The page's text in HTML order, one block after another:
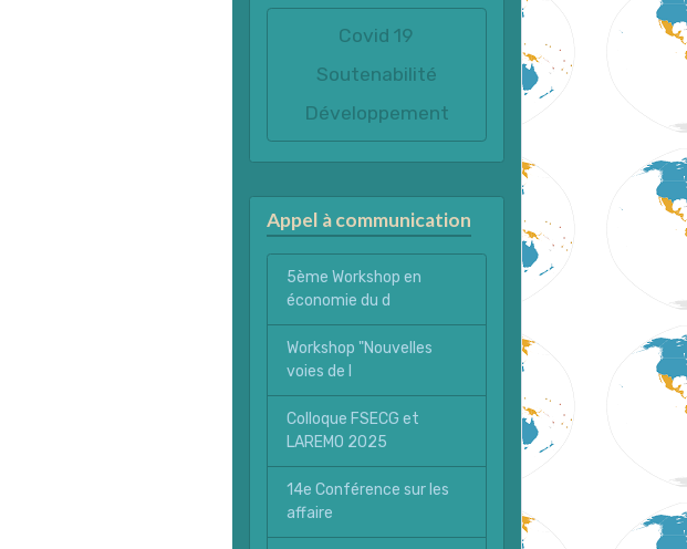
Covid 19
Soutenabilité
Développement
Appel à communication
5ème Workshop en
économie du d
Workshop "Nouvelles
voies de l
Colloque FSECG et
LAREMO 2025
14e Conférence sur les
affaire